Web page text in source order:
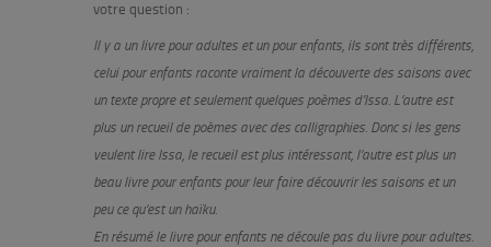
votre question :
Il y a un livre pour adultes et un pour enfants, ils sont très différents,
celui pour enfants raconte vraiment la découverte des saisons avec
un texte propre et seulement quelques poèmes d’Issa. L’autre est
plus un recueil de poèmes avec des calligraphies. Donc si les gens
veulent lire Issa, le recueil est plus intéressant, l’autre est plus un
beau livre pour enfants pour leur faire découvrir les saisons et un
peu ce qu’est un haïku.
En résumé le livre pour enfants ne découle pas du livre pour adultes.